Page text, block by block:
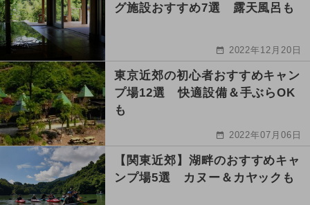
グ施設おすすめ7選 露天風呂も
2022年12月20日
東京近郊の初心者おすすめキャン
プ場12選 快適設備＆手ぶらOK
も
2022年07月06日
【関東近郊】湖畔のおすすめキャ
ンプ場5選 カヌー＆カヤックも